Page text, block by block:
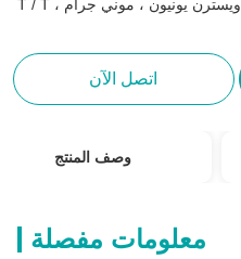
ويسترن يونيون ، موني جرام ، T / T
اتصل الآن
وصف المنتج
معلومات مفصلة